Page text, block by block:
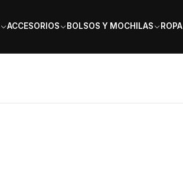
ACCESORIOS BOLSOS Y MOCHILAS ROPA